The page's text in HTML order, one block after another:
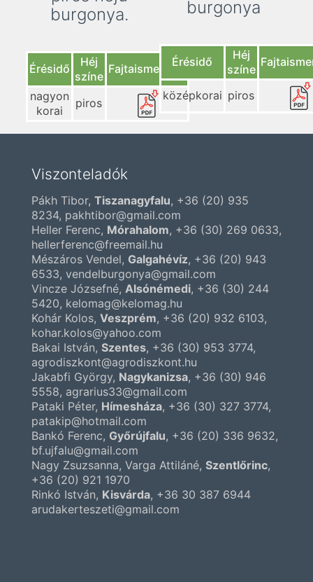
burgonya.
Érésidő
Héj
színe
Fajtaismertető
nagyon
korai
piros
burgonya
Érésidő
Héj
színe
középkorai piros
Viszonteladók
Pákh Tibor, Tiszanagyfalu, +36 (20) 935
8234, pakhtibor@gmail.com
Heller Ferenc, Mórahalom, +36 (30) 269 0633,
hellerferenc@freemail.hu
Mészáros Vendel, Galgahévíz, +36 (20) 943
6533, vendelburgonya@gmail.com
Vincze Józsefné, Alsónémedi, +36 (30) 244
5420, kelomag@kelomag.hu
Kohár Kolos, Veszprém, +36 (20) 932 6103,
kohar.kolos@yahoo.com
Bakai István, Szentes, +36 (30) 953 3774,
agrodiszkont@agrodiszkont.hu
Jakabfi György, Nagykanizsa, +36 (30) 946
5558, agrarius33@gmail.com
Pataki Péter, Hímesháza, +36 (30) 327 3774,
patakip@hotmail.com
Bankó Ferenc, Győrújfalu, +36 (20) 336 9632,
bf.ujfalu@gmail.com
Nagy Zsuzsanna, Varga Attiláné, Szentlőrinc,
+36 (20) 921 1970
Rinkó István, Kisvárda, +36 30 387 6944
arudakerteszeti@gmail.com